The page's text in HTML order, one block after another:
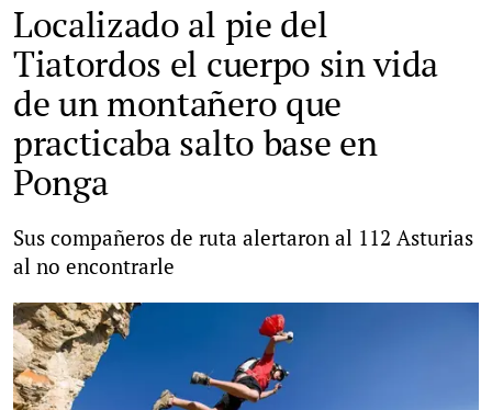
Localizado al pie del
Tiatordos el cuerpo sin vida
de un montañero que
practicaba salto base en
Ponga
Sus compañeros de ruta alertaron al 112 Asturias
al no encontrarle